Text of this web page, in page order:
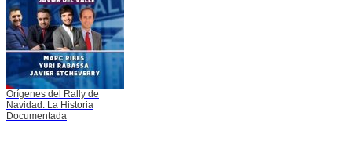
Orígenes del Rally de
Navidad: La Historia
Documentada